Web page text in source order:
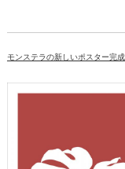
モンステラの新しいポスター完成